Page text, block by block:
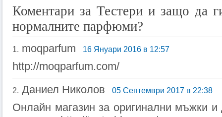
Коментари за Тестери и защо да
нормалните парфюми?
1. moqparfum 16 Януари 2016 в 12:57
http://moqparfum.com/
2. Даниел Николов 05 Септември 2017 в 22:38
Онлайн магазин за оригинални мъжки